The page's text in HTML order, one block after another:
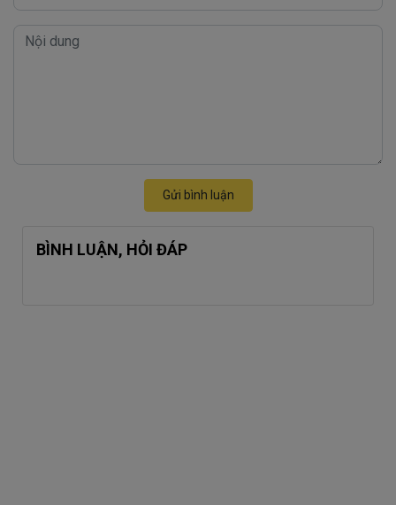
Gửi bình luận
BÌNH LUẬN, HỎI ĐÁP